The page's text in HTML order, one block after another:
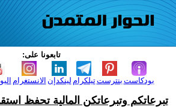
تابعونا على:
الانستغرام لينكدإن تيلكرامبنترست بودكاست
تبرعاتكم وتبرعاتكن المالية تحفظ